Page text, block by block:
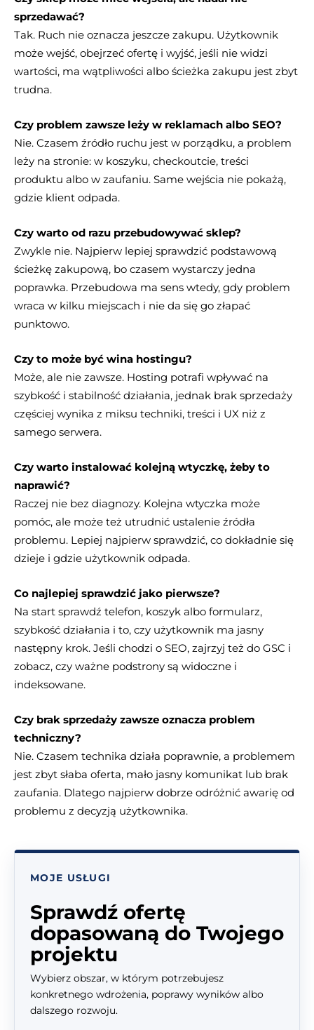
sprzedawać?
Tak. Ruch nie oznacza jeszcze zakupu. Użytkownik
może wejść, obejrzeć ofertę i wyjść, jeśli nie widzi
wartości, ma wątpliwości albo ścieżka zakupu jest zbyt
trudna.
Czy problem zawsze leży w reklamach albo SEO?
Nie. Czasem źródło ruchu jest w porządku, a problem
leży na stronie: w koszyku, checkoutcie, treści
produktu albo w zaufaniu. Same wejścia nie pokażą,
gdzie klient odpada.
Czy warto od razu przebudowywać sklep?
Zwykle nie. Najpierw lepiej sprawdzić podstawową
ścieżkę zakupową, bo czasem wystarczy jedna
poprawka. Przebudowa ma sens wtedy, gdy problem
wraca w kilku miejscach i nie da się go złapać
punktowo.
Czy to może być wina hostingu?
Może, ale nie zawsze. Hosting potrafi wpływać na
szybkość i stabilność działania, jednak brak sprzedaży
częściej wynika z miksu techniki, treści i UX niż z
samego serwera.
Czy warto instalować kolejną wtyczkę, żeby to
naprawić?
Raczej nie bez diagnozy. Kolejna wtyczka może
pomóc, ale może też utrudnić ustalenie źródła
problemu. Lepiej najpierw sprawdzić, co dokładnie się
dzieje i gdzie użytkownik odpada.
Co najlepiej sprawdzić jako pierwsze?
Na start sprawdź telefon, koszyk albo formularz,
szybkość działania i to, czy użytkownik ma jasny
następny krok. Jeśli chodzi o SEO, zajrzyj też do GSC i
zobacz, czy ważne podstrony są widoczne i
indeksowane.
Czy brak sprzedaży zawsze oznacza problem
techniczny?
Nie. Czasem technika działa poprawnie, a problemem
jest zbyt słaba oferta, mało jasny komunikat lub brak
zaufania. Dlatego najpierw dobrze odróżnić awarię od
problemu z decyzją użytkownika.
MOJE USŁUGI
Sprawdź ofertę
dopasowaną do Twojego
projektu
Wybierz obszar, w którym potrzebujesz
konkretnego wdrożenia, poprawy wyników albo
dalszego rozwoju.